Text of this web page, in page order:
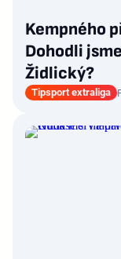
Kempného
Dohodli
Židlický?
Tipsport extraliga